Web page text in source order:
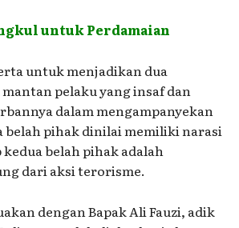
untuk Perdamaian
untuk menjadikan dua
pelaku yang insaf dan
dalam mengampanyekan
belah pihak dinilai memiliki narasi
belah pihak adalah
dari aksi terorisme.
dengan Bapak Ali Fauzi, adik